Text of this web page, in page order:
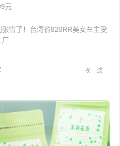
元
张雪了！台湾省820RR美女车主受
厂
换一波